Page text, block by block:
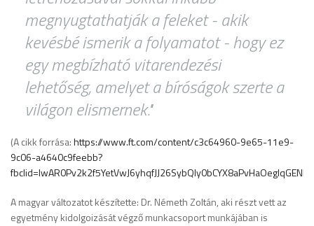
megnyugtathatják a feleket - akik
kevésbé ismerik a folyamatot - hogy ez
egy megbízható vitarendezési
lehetőség, amelyet a bíróságok szerte a
világon elismernek."
(A cikk forrása:https://www.ft.com/content/c3c64960-9e65-11e9-
9c06-a4640c9feebb?
A magyar változatot készítette: Dr. Németh Zoltán, aki részt vett az
egyetmény kidolgoizását végző munkacsoport munkájában is